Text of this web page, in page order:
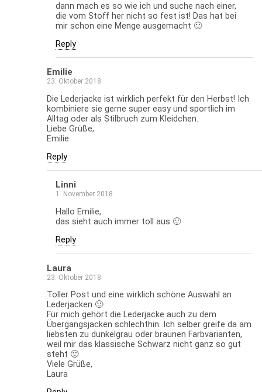
dann mach es so wie ich und suche nach einer,
die vom Stoff her nicht so fest ist! Das hat bei
mir schon eine Menge ausgemacht 🙂
Reply
Emilie
23. Oktober 2018
Die Lederjacke ist wirklich perfekt für den Herbst! Ich
kombiniere sie gerne super easy und sportlich im
Alltag oder als Stilbruch zum Kleidchen.
Liebe Grüße,
Emilie
Reply
Linni
1. November 2018
Hallo Emilie,
das sieht auch immer toll aus 🙂
Reply
Laura
23. Oktober 2018
Toller Post und eine wirklich schöne Auswahl an
Lederjacken 🙂
Für mich gehört die Lederjacke auch zu dem
Übergangsjacken schlechthin. Ich selber greife da am
liebsten zu dunkelgrau oder braunen Farbvarianten,
weil mir das klassische Schwarz nicht ganz so gut
steht 🙂
Viele Grüße,
Laura